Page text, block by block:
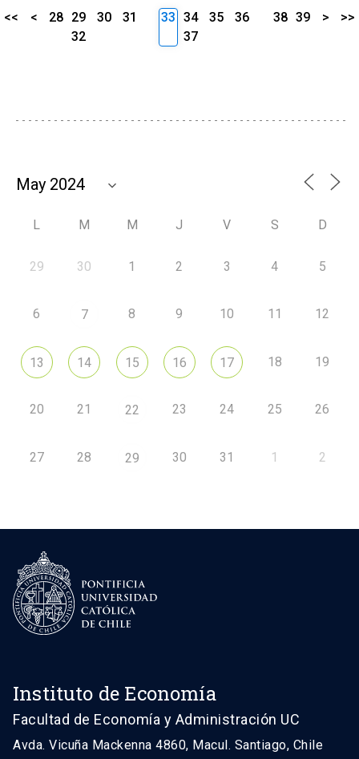
<< < 28 29 30
31
32
33 34 35
36
37
38 39 > >>
L M M J V S D
29 30 1 2 3 4 5
6 7 8 9 10 11 12
13 14 15 16 17 18 19
20 21 22 23 24 25 26
27 28 29 30 31 1 2
Instituto de Economía
Facultad de Economía y Administración UC
Avda. Vicuña Mackenna 4860, Macul. Santiago, Chile